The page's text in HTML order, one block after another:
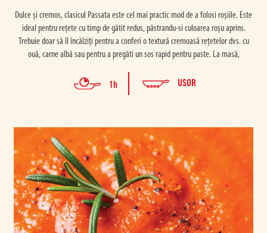
Dulce și cremos, clasicul Passata este cel mai practic mod de a folosi roșiile. Este
ideal pentru rețete cu timp de gătit redus, păstrandu-si culoarea roșu aprins.
Trebuie doar să îl încălziți pentru a conferi o textură cremoasă rețetelor dvs. cu
ouă, carne albă sau pentru a pregăti un sos rapid pentru paste. La masă,
1h USOR